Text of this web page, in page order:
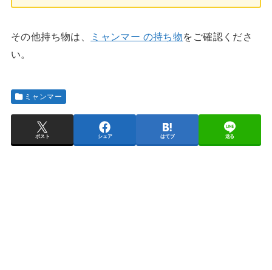
その他持ち物は、 ミャンマー の持ち物をご確認くださ
い。
ミャンマー
ポスト シェア はてブ 送る